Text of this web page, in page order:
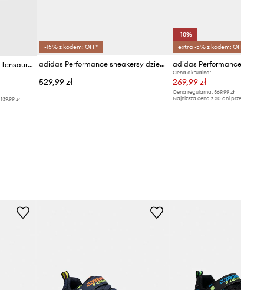
adidas sneakersy dziecięce Tensaur Run 3.0 EL C
139,99 zł
-15% z kodem: OFF*
adidas Performance sneakersy dziecięce ADIZERO EVO SL
529,99 zł
-10%
extra -5% z kodem: OFF*
Cena aktualna:
269,99 zł
Cena regularna: 369,99 zł
Najniższa cena z 30 dni przed obniżką: